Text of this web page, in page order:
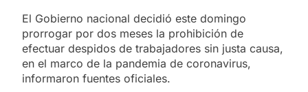
El Gobierno nacional decidió este domingo
prorrogar por dos meses la prohibición de
efectuar despidos de trabajadores sin justa causa,
en el marco de la pandemia de coronavirus,
informaron fuentes oficiales.